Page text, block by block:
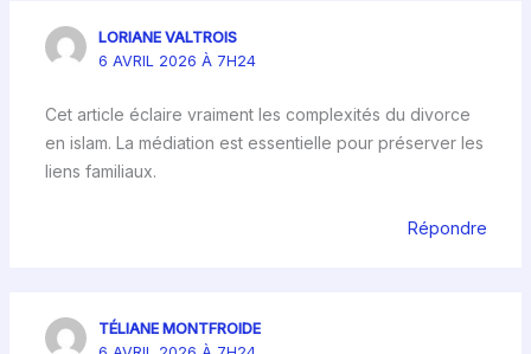
LORIANE VALTROIS
6 AVRIL 2026 À 7H24
Cet article éclaire vraiment les complexités du divorce
en islam. La médiation est essentielle pour préserver les
liens familiaux.
Répondre
TÉLIANE MONTFROIDE